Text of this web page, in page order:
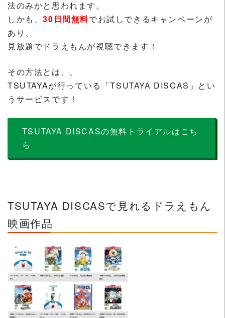
法のみかと思われます。
しかも、30日間無料でお試しできるキャンペーンが
あり、
見放題でドラえもんが視聴できます！
その方法とは、、
TSUTAYAが行っている「TSUTAYA DISCAS」とい
うサービスです！
TSUTAYA DISCASの無料トライアルはこち
ら
TSUTAYA DISCASで見れるドラえもん
映画作品